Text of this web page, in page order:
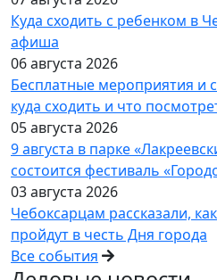
Куда сходить с ребенком в
афиша
06 августа 2026
Бесплатные мероприятия и
куда сходить и что
05 августа 2026
9 августа в парке
состоится фестиваль
03 августа 2026
Чебоксарцам рассказали,
пройдут в честь Дня города
Все события